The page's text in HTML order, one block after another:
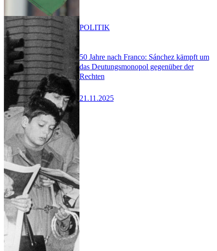
50 Jahre nach Franco: Sánchez kämpft um
das Deutungsmonopol gegenüber der
Rechten
21.11.2025
POLITIK